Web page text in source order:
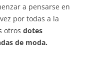
a pensarse en
por todas a la
otros dotes
de moda.